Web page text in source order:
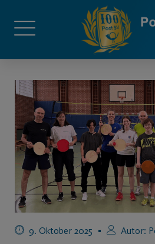
9. Oktober 2025 Autor: